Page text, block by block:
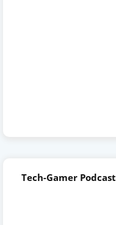
Tech-Gamer Podcast